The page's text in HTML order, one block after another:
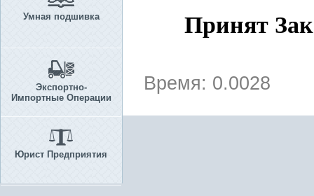
Умная подшивка
Экспортно-
Импортные Операции
Юрист Предприятия
Принят
Время: 0.0028